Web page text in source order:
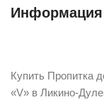
Информация
Купить Пропитка
«V» в Ликино-